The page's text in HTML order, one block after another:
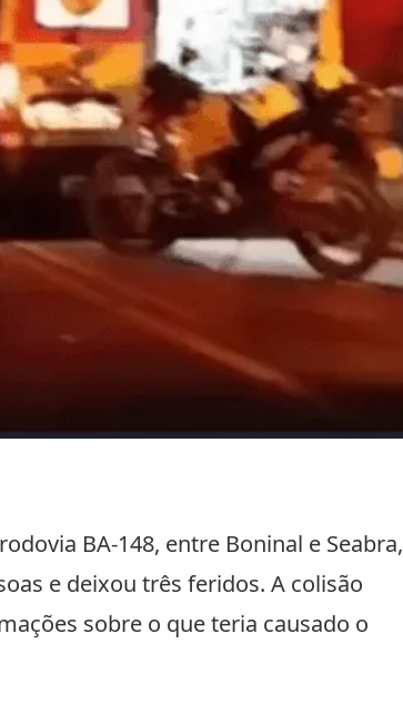
BA-148, entre Boninal e Seabra,
e deixou três feridos. A colisão
sobre o que teria causado o